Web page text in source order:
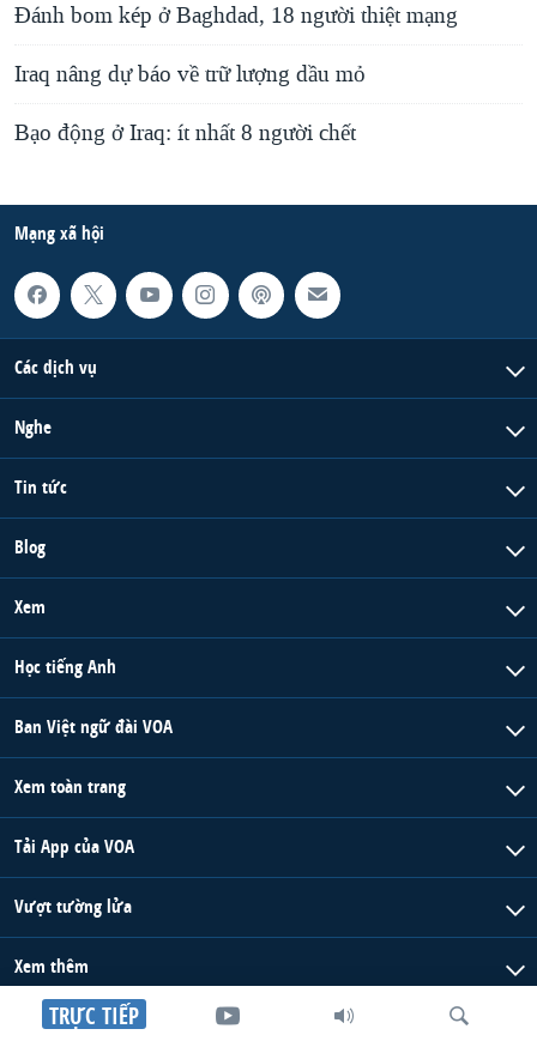
TRỰC TIẾP
Đánh bom kép ở Baghdad, 18 người thiệt mạng
Iraq nâng dự báo về trữ lượng dầu mỏ
Bạo động ở Iraq: ít nhất 8 người chết
Mạng xã hội
Các dịch vụ
Nghe
Tin tức
Blog
Xem
Học tiếng Anh
Ban Việt ngữ đài VOA
Xem toàn trang
Tải App của VOA
Vượt tường lửa
Xem thêm